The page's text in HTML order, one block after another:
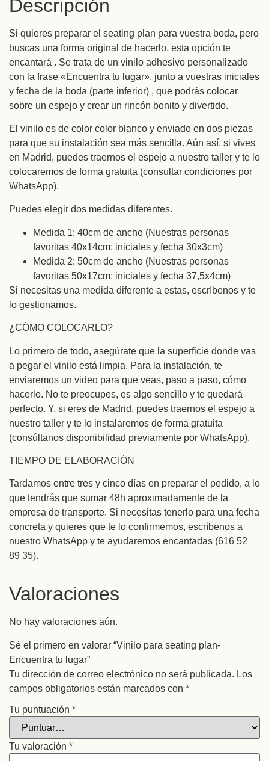
Descripción
Si quieres preparar el seating plan para vuestra boda, pero
buscas una forma original de hacerlo, esta opción te
encantará . Se trata de un vinilo adhesivo personalizado
con la frase «Encuentra tu lugar», junto a vuestras iniciales
y fecha de la boda (parte inferior) , que podrás colocar
sobre un espejo y crear un rincón bonito y divertido.
El vinilo es de color color blanco y enviado en dos piezas
para que su instalación sea más sencilla. Aún así, si vives
en Madrid, puedes traernos el espejo a nuestro taller y te lo
colocaremos de forma gratuita (consultar condiciones por
WhatsApp).
Puedes elegir dos medidas diferentes.
Medida 1: 40cm de ancho (Nuestras personas
favoritas 40x14cm; iniciales y fecha 30x3cm)
Medida 2: 50cm de ancho (Nuestras personas
favoritas 50x17cm; iniciales y fecha 37,5x4cm)
Si necesitas una medida diferente a estas, escríbenos y te
lo gestionamos.
¿CÓMO COLOCARLO?
Lo primero de todo, asegúrate que la superficie donde vas
a pegar el vinilo está limpia. Para la instalación, te
enviaremos un video para que veas, paso a paso, cómo
hacerlo. No te preocupes, es algo sencillo y te quedará
perfecto. Y, si eres de Madrid, puedes traernos el espejo a
nuestro taller y te lo instalaremos de forma gratuita
(consúltanos disponibilidad previamente por WhatsApp).
TIEMPO DE ELABORACIÓN
Tardamos entre tres y cinco días en preparar el pedido, a lo
que tendrás que sumar 48h aproximadamente de la
empresa de transporte. Si necesitas tenerlo para una fecha
concreta y quieres que te lo confirmemos, escríbenos a
nuestro WhatsApp y te ayudaremos encantadas (616 52
89 35).
Valoraciones
No hay valoraciones aún.
Sé el primero en valorar “Vinilo para seating plan-
Encuentra tu lugar”
Tu dirección de correo electrónico no será publicada. Los
campos obligatorios están marcados con *
Tu puntuación *
Tu valoración *